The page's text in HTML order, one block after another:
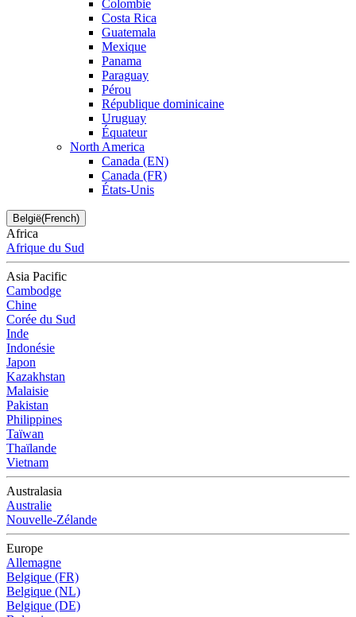
Colombie
Costa Rica
Guatemala
Mexique
Panama
Paraguay
Pérou
République dominicaine
Uruguay
Équateur
North America
Canada (EN)
Canada (FR)
États-Unis
België(French)
Africa
Afrique du Sud
Asia Pacific
Cambodge
Chine
Corée du Sud
Inde
Indonésie
Japon
Kazakhstan
Malaisie
Pakistan
Philippines
Taïwan
Thaïlande
Vietnam
Australasia
Australie
Nouvelle-Zélande
Europe
Allemagne
Belgique (FR)
Belgique (NL)
Belgique (DE)